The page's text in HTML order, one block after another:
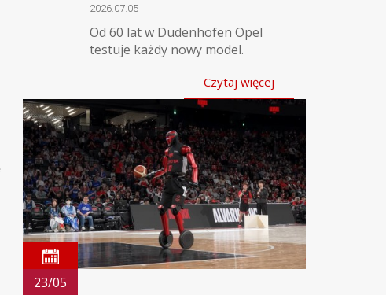
2026.07.05
Od 60 lat w Dudenhofen Opel
testuje każdy nowy model.
Czytaj więcej
23/05